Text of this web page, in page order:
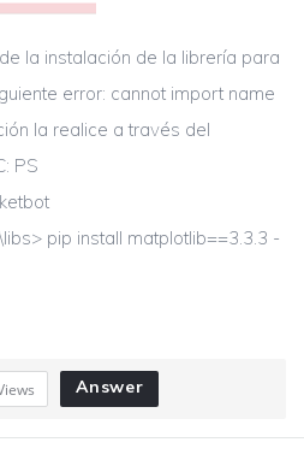
la instalación de la librería para
error: cannot import name
la realice a través del
PS
pip install matplotlib==3.3.3 -
Answer